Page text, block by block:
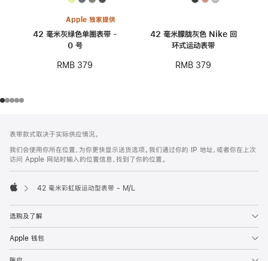
Apple 独家提供
42 毫米灰绿色单圈表带 -
0 号
RMB 379
42 毫米朦胧灰色 Nike 回
环式运动表带
RMB 379
页
脚
注
表带款式取决于实际供应情况。
我们会使用你所在位置，为你更快显示送货选项。我们通过你的 IP 地址，或者你在上次
访问 Apple 网站时输入的位置信息，找到了你的位置。
42 毫米彩虹版运动型表带 - M/L
选购及了解
Apple 钱包